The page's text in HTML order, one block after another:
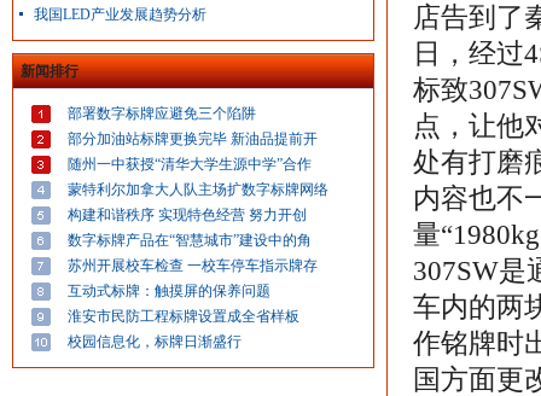
我国LED产业发展趋势分析
新闻排行
部署数字标牌应避免三个陷阱
部分加油站标牌更换完毕 新油品提前开
随州一中获授“清华大学生源中学”合作
蒙特利尔加拿大人队主场扩数字标牌网络
构建和谐秩序 实现特色经营 努力开创
数字标牌产品在“智慧城市”建设中的角
苏州开展校车检查 一校车停车指示牌存
互动式标牌：触摸屏的保养问题
淮安市民防工程标牌设置成全省样板
校园信息化，标牌日渐盛行
店告到了
日，经过
标致
点，让他
处有打磨
内容也不
量
307SW是
车内的两
作铭牌时
国方面更